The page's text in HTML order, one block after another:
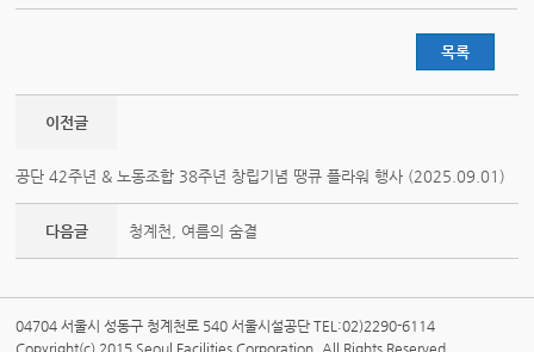
목록
이전글
공단 42주년 & 노동조합 38주년 창립기념 땡큐 플라워 행사 (2025.09.01)
다음글 청계천, 여름의 숨결
04704 서울시 성동구 청계천로 540 서울시설공단 TEL:02)2290-6114
Copyright(c) 2015 Seoul Facilities Corporation. All Rights Reserved.